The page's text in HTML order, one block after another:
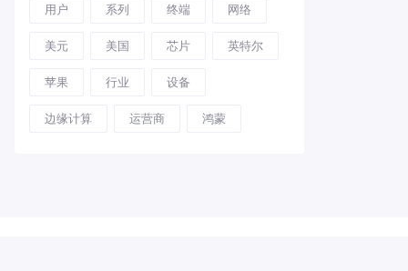
用户 系列 终端 网络
美元 美国 芯片 英特尔
苹果 行业 设备
边缘计算 运营商 鸿蒙